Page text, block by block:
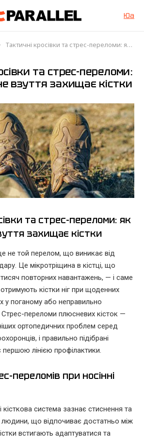
Юа
Тактичні кросівки та стрес-переломи: як правильне взуття захищає кістки
та стрес-переломи:
взуття захищає кістки
та стрес-переломи: як
захищає кістки
не той перелом, що виникає від
Це мікротріщина в кістці, що
повторних навантажень, — і саме
кістки ніг при щоденних
у поганому або неправильно
Стрес-переломи плюсневих кісток —
ортопедичних проблем серед
і правильно підібрані
першою лінією профілактики.
переломів при носінні
система зазнає стиснення та
людини, що відпочиває достатньо між
встигають адаптуватися та